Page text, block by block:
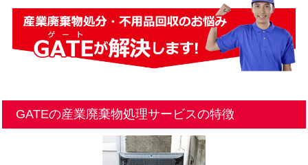
GATEの産業廃棄物処理サービスの特徴